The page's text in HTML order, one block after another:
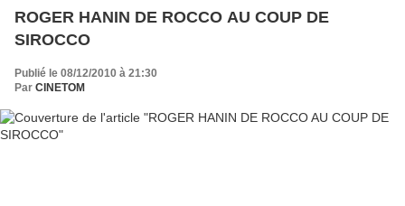
ROGER HANIN DE ROCCO AU COUP DE
SIROCCO
Publié le 08/12/2010 à 21:30
Par CINETOM